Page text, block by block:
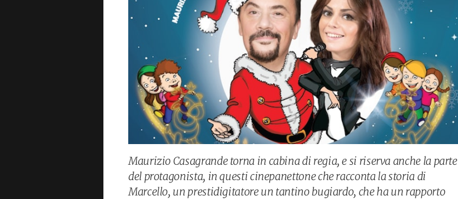
Maurizio Casagrande torna in cabina di regia, e si riserva anche la parte
del protagonista, in questi cinepanettone che racconta la storia di
Marcello, un prestidigitatore un tantino bugiardo, che ha un rapporto